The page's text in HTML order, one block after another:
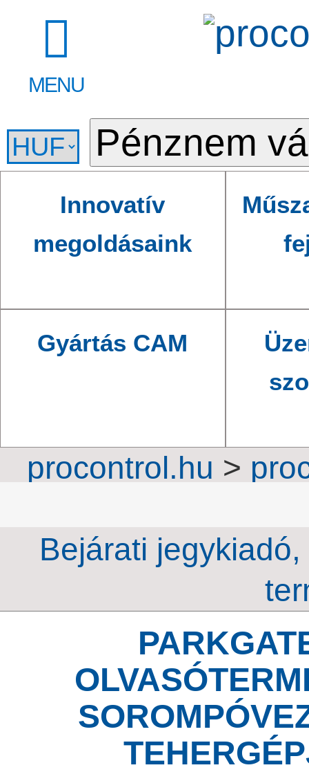
MENU
Innovatív
megoldásaink
Gyártás CAM
procontrol.hu >
Bejárati